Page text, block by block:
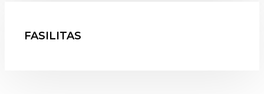
FASILITAS